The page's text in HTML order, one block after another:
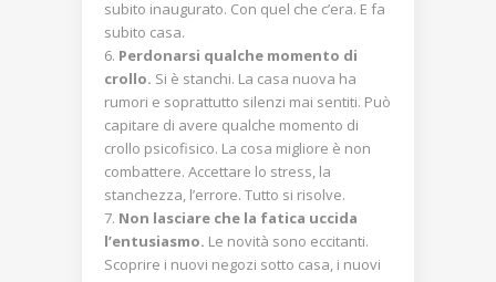
subito inaugurato. Con quel che c’era. E fa
subito casa.
Perdonarsi qualche momento di
crollo. Si è stanchi. La casa nuova ha
rumori e soprattutto silenzi mai sentiti. Può
capitare di avere qualche momento di
crollo psicofisico. La cosa migliore è non
combattere. Accettare lo stress, la
stanchezza, l’errore. Tutto si risolve.
Non lasciare che la fatica uccida
l’entusiasmo. Le novità sono eccitanti.
Scoprire i nuovi negozi sotto casa, i nuovi